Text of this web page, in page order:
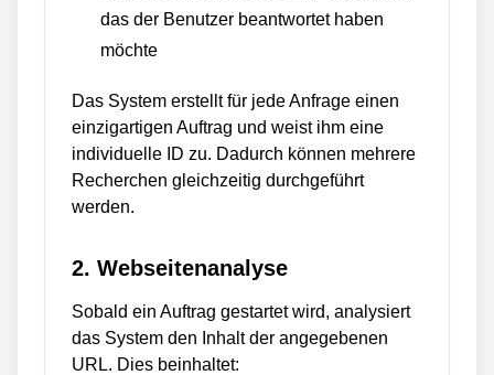
das der Benutzer beantwortet haben
möchte
Das System erstellt für jede Anfrage einen
einzigartigen Auftrag und weist ihm eine
individuelle ID zu. Dadurch können mehrere
Recherchen gleichzeitig durchgeführt
werden.
2. Webseitenanalyse
Sobald ein Auftrag gestartet wird, analysiert
das System den Inhalt der angegebenen
URL. Dies beinhaltet: